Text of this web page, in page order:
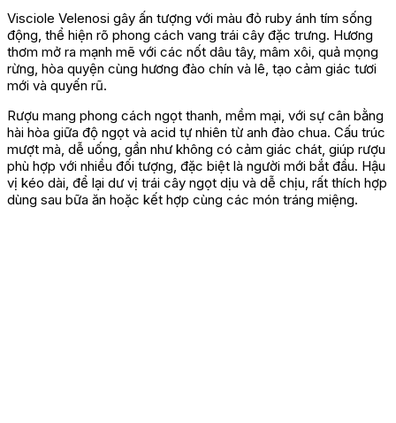
Visciole Velenosi gây ấn tượng với màu đỏ ruby ánh tím sống
động, thể hiện rõ phong cách vang trái cây đặc trưng. Hương
thơm mở ra mạnh mẽ với các nốt dâu tây, mâm xôi, quả mọng
rừng, hòa quyện cùng hương đào chín và lê, tạo cảm giác tươi
mới và quyến rũ.
Rượu mang phong cách ngọt thanh, mềm mại, với sự cân bằng
hài hòa giữa độ ngọt và acid tự nhiên từ anh đào chua. Cấu trúc
mượt mà, dễ uống, gần như không có cảm giác chát, giúp rượu
phù hợp với nhiều đối tượng, đặc biệt là người mới bắt đầu. Hậu
vị kéo dài, để lại dư vị trái cây ngọt dịu và dễ chịu, rất thích hợp
dùng sau bữa ăn hoặc kết hợp cùng các món tráng miệng.